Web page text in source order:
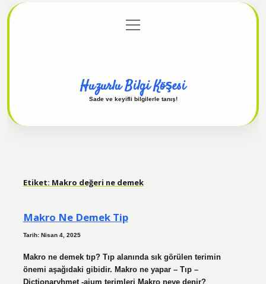
Gizlilik Politikası
menüyü
aç
Huzurlu Bilgi Köşesi
Sade ve keyifli bilgilerle tanış!
Etiket: Makro değeri ne demek
Makro Ne Demek Tip
Tarih: Nisan 4, 2025
Makro ne demek tıp? Tıp alanında sık görülen terimin
önemi aşağıdaki gibidir. Makro ne yapar – Tıp –
Dictionaryhmet -aium terimleri Makro neye denir?